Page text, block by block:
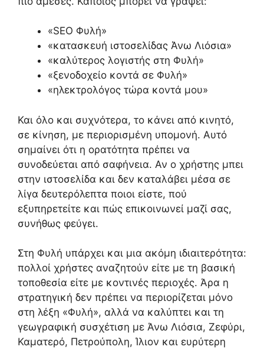
«SEO Φυλή»
«κατασκευή ιστοσελίδας Άνω Λιόσια»
«καλύτερος λογιστής στη Φυλή»
«ξενοδοχείο κοντά σε Φυλή»
«ηλεκτρολόγος τώρα κοντά μου»
Και όλο και συχνότερα, το κάνει από κινητό,
σε κίνηση, με περιορισμένη υπομονή. Αυτό
σημαίνει ότι η ορατότητα πρέπει να
συνοδεύεται από σαφήνεια. Αν ο χρήστης μπει
στην ιστοσελίδα και δεν καταλάβει μέσα σε
λίγα δευτερόλεπτα ποιοι είστε, πού
εξυπηρετείτε και πώς επικοινωνεί μαζί σας,
συνήθως φεύγει.
Στη Φυλή υπάρχει και μια ακόμη ιδιαιτερότητα:
πολλοί χρήστες αναζητούν είτε με τη βασική
τοποθεσία είτε με κοντινές περιοχές. Άρα η
στρατηγική δεν πρέπει να περιορίζεται μόνο
στη λέξη «Φυλή», αλλά να καλύπτει και τη
γεωγραφική συσχέτιση με Άνω Λιόσια, Ζεφύρι,
Καματερό, Πετρούπολη, Ίλιον και ευρύτερη